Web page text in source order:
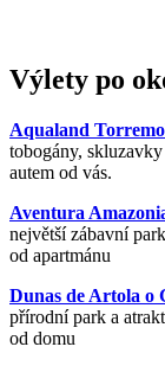
Výlety po
Aqualand
tobogány,
autem od vás.
Aventura
největší zábavní
od apartmánu
Dunas de Artola o
přírodní park a
od domu